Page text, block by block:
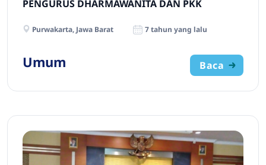
PENGURUS DHARMAWANITA DAN PKK
Purwakarta, Jawa Barat 7 tahun yang lalu
Umum Baca